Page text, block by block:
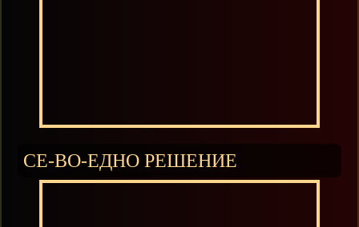
СЕ-ВО-ЕДНО РЕШЕНИЕ